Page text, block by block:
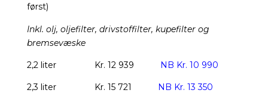
først)
Inkl. olj, oljefilter, drivstoffilter, kupefilter og
bremsevæske
2,2 liter Kr. 12 939 NB Kr. 10 990
2,3 liter Kr. 15 721 NB Kr. 13 350